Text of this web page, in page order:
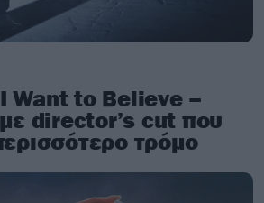
Want to Believe –
director’s cut που
τρόμο